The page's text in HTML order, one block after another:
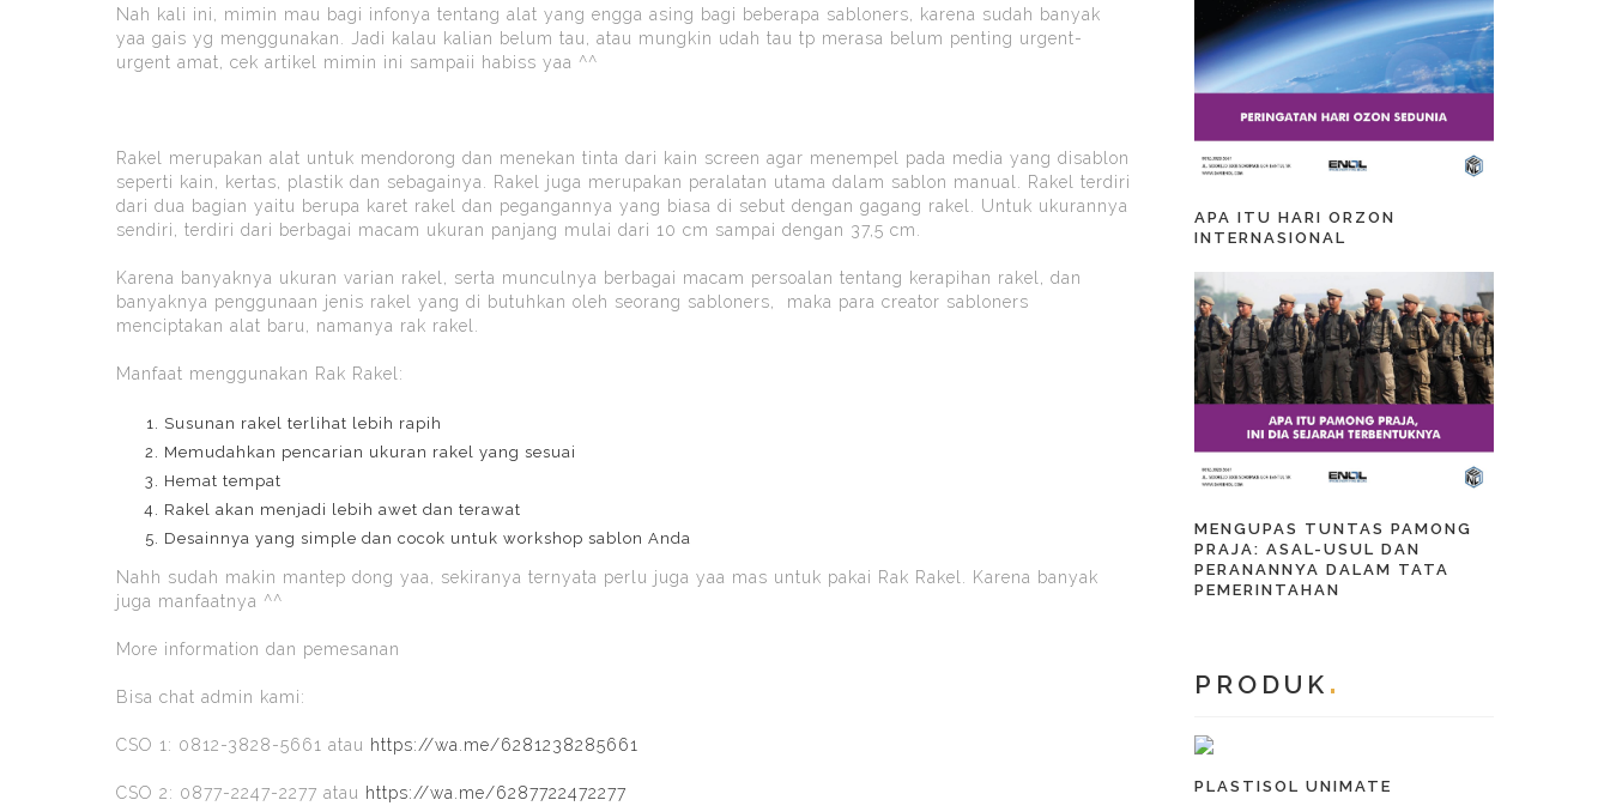
Nah kali ini, mimin mau bagi infonya tentang alat yang engga asing bagi beberapa sabloners, karena sudah banyak
yaa gais yg menggunakan. Jadi kalau kalian belum tau, atau mungkin udah tau tp merasa belum penting urgent-
urgent amat, cek artikel mimin ini sampaii habiss yaa ^^
Rakel merupakan alat untuk mendorong dan menekan tinta dari kain screen agar menempel pada media yang disablon
seperti kain, kertas, plastik dan sebagainya. Rakel juga merupakan peralatan utama dalam sablon manual. Rakel terdiri
dari dua bagian yaitu berupa karet rakel dan pegangannya yang biasa di sebut dengan gagang rakel. Untuk ukurannya
sendiri, terdiri dari berbagai macam ukuran panjang mulai dari 10 cm sampai dengan 37,5 cm.
Karena banyaknya ukuran varian rakel, serta munculnya berbagai macam persoalan tentang kerapihan rakel, dan
banyaknya penggunaan jenis rakel yang di butuhkan oleh seorang sabloners, maka para creator sabloners
menciptakan alat baru, namanya rak rakel.
Manfaat menggunakan Rak Rakel:
Susunan rakel terlihat lebih rapih
Memudahkan pencarian ukuran rakel yang sesuai
Hemat tempat
Rakel akan menjadi lebih awet dan terawat
Desainnya yang simple dan cocok untuk workshop sablon Anda
Nahh sudah makin mantep dong yaa, sekiranya ternyata perlu juga yaa mas untuk pakai Rak Rakel. Karena banyak
juga manfaatnya ^^
More information dan pemesanan
Bisa chat admin kami:
CSO 1: 0812-3828-5661 atau https://wa.me/6281238285661
CSO 2: 0877-2247-2277 atau https://wa.me/6287722472277
APA ITU HARI ORZON
INTERNASIONAL
MENGUPAS TUNTAS PAMONG
PRAJA: ASAL-USUL DAN
PERANANNYA DALAM TATA
PEMERINTAHAN
PRODUK
PLASTISOL UNIMATE